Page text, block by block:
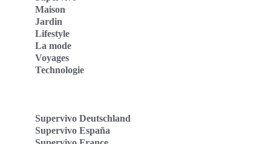
Maison
Jardin
Lifestyle
La mode
Voyages
Technologie
Supervivo Deutschland
Supervivo España